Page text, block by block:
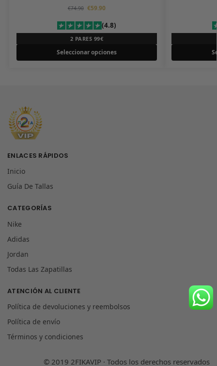
€74.90 €59.90
(4.8)
2 PARES 99€
Seleccionar opciones
ENLACES RÁPIDOS
Inicio
Guía De Tallas
CATEGORÍAS
Nike
Adidas
Jordan
Todas Las Zapatillas
ATENCIÓN AL CLIENTE
Política de devoluciones y reembolsos
Política de envío
Términos y condiciones
© 2019 2FIKAVIP · Todos los derechos reservados